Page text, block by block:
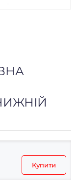
Купити